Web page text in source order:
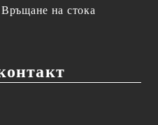
Връщане на стока